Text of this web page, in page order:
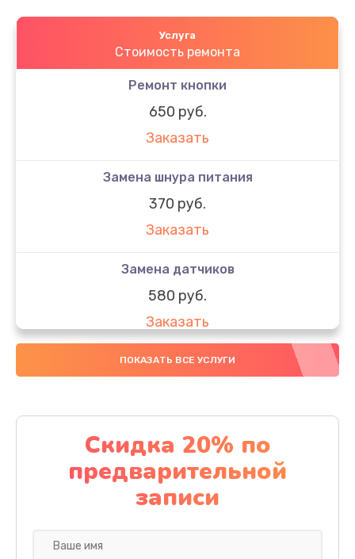
Услуга
Стоимость ремонта
Ремонт кнопки
650 руб.
Заказать
Замена шнура питания
370 руб.
Заказать
Замена датчиков
580 руб.
Заказать
Комплексная чистка
Заказать
Замена дисплея (экрана)
2000 руб.
Заказать
Ремонт платы электроники
ПОКАЗАТЬ ВСЕ УСЛУГИ
Скидка 20% по
предварительной
записи